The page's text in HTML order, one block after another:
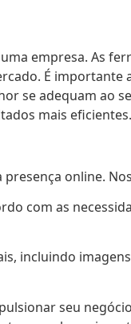
empresa. As
É importante
se adequam ao
mais eficientes.
online.
com as
incluindo
seu